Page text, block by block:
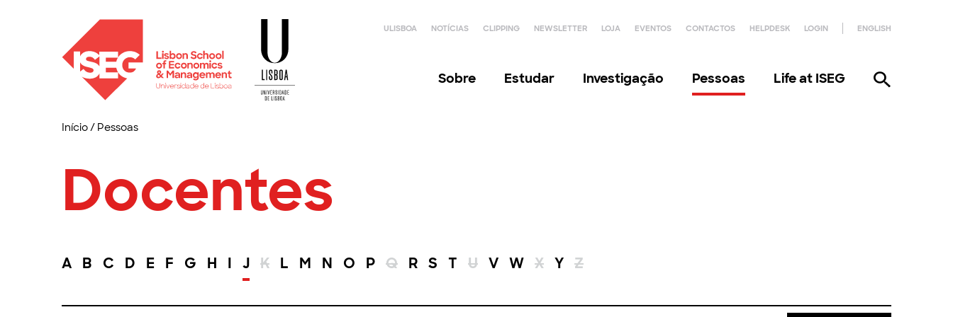
ULISBOA NOTÍCIAS CLIPPING NEWSLETTER LOJA EVENTOS CONTACTOS HELPDESK LOGIN ENGLISH
Sobre Estudar Investigação Pessoas Life at ISEG
Início/ Pessoas
Docentes
A B C D E F G H I J K L M N O P Q R S T U V W X Y Z